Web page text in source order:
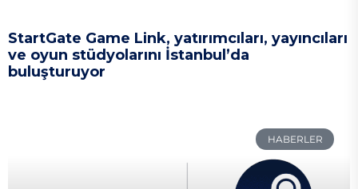
StartGate Game Link, yatırımcıları, yayıncıları
ve oyun stüdyolarını İstanbul’da
buluşturuyor
HABERLER